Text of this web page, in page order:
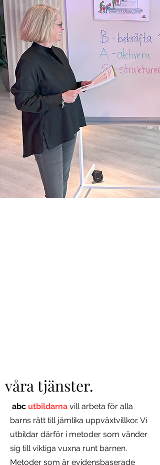
våra tjänster.
abc utbildarna vill arbeta för alla
barns rätt till jämlika uppväxtvillkor. Vi
utbildar därför i metoder som vänder
sig till viktiga vuxna runt barnen.
Metoder som är evidensbaserade